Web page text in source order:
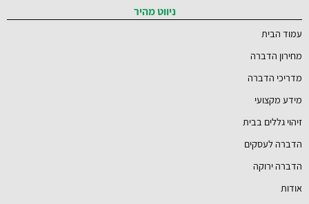
ניווט מהיר
עמוד הבית
מחירון הדברה
מדריכי הדברה
מידע מקצועי
זיהוי גללים בבית
הדברה לעסקים
הדברה ירוקה
אודות